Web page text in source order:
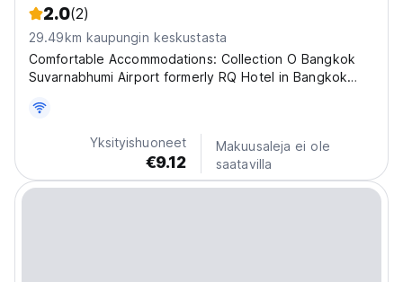
2.0(2)
29.49km kaupungin keskustasta
Comfortable Accommodations: Collection O Bangkok
Suvarnabhumi Airport formerly RQ Hotel in Bangkok
bathrooms, work desks, and free WiFi. Each room
includes a minibar, TV, and wardrobe. Convenient
Facilities:...Yksityishuoneet
€9.12
Makuusaleja ei ole
saatavilla